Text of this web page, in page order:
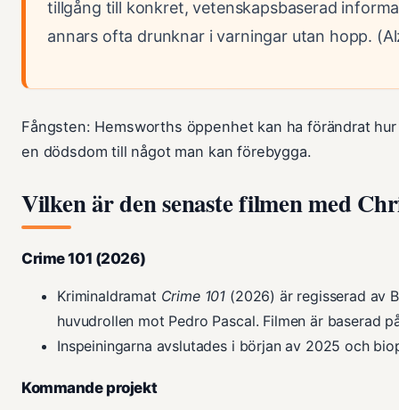
tillgång till konkret, vetenskapsbaserad
annars ofta drunknar i varningar utan hopp.
Fångsten: Hemsworths öppenhet kan ha förändrat
en dödsdom till något man kan förebygga.
Vilken är den senaste filmen med
Crime 101 (2026)
Kriminaldramat Crime 101 (2026) är regisserad av
huvudrollen mot Pedro Pascal. Filmen är baserad
Inspeiningarna avslutades i början av 2025 och
Kommande projekt